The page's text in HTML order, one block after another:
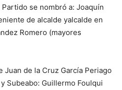
se nombró a: Joaquín
de alcalde yalcalde en
Romero (mayores
Juan de la Cruz García Periago
Subeabo: Guillermo Foulqui